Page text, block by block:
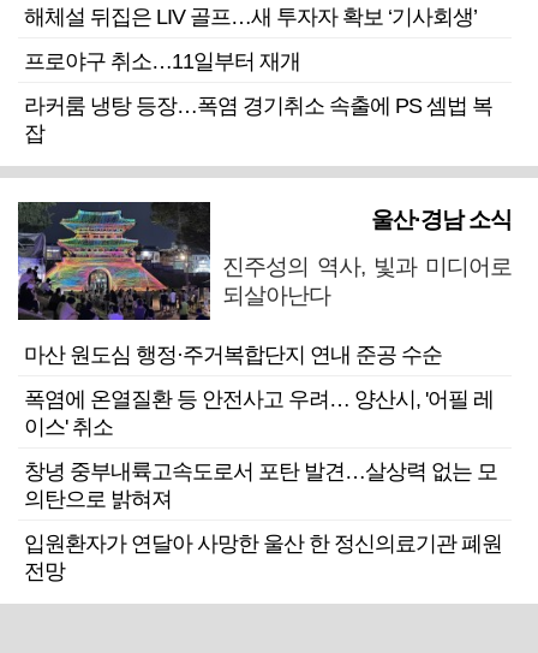
해체설 뒤집은 LIV 골프…새 투자자 확보 ‘기사회생’
프로야구 취소…11일부터 재개
라커룸 냉탕 등장…폭염 경기취소 속출에 PS 셈법 복
잡
울산·경남 소식
진주성의 역사, 빛과 미디어로
되살아난다
마산 원도심 행정·주거복합단지 연내 준공 수순
폭염에 온열질환 등 안전사고 우려… 양산시, '어필 레
이스' 취소
창녕 중부내륙고속도로서 포탄 발견…살상력 없는 모
의탄으로 밝혀져
입원환자가 연달아 사망한 울산 한 정신의료기관 폐원
전망